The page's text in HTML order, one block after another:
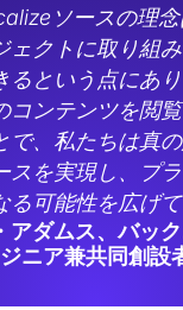
ソースの理
ェクトに取り組
るという点にあ
コンテンツを閲
で、私たちは真
スを実現し、プ
る可能性を広げて
アダムス、バッ
ジニア兼共同創設